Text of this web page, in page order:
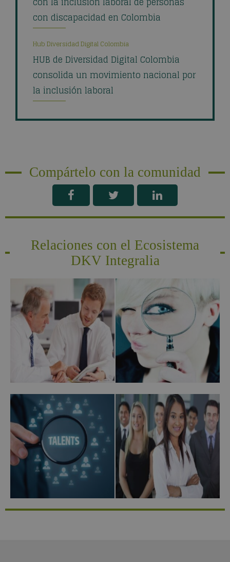
con discapacidad en Colombia
Hub Diversidad Digital Colombia
HUB de Diversidad Digital Colombia
consolida un movimiento nacional por
la inclusión laboral
Compártelo con la comunidad
Relaciones con el Ecosistema
DKV Integralia